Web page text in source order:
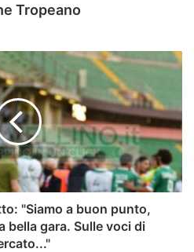
Tropeano
"Siamo a buon punto,
bella gara. Sulle voci di